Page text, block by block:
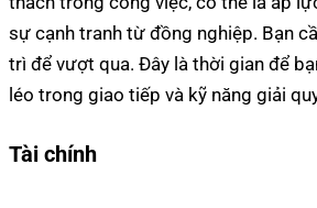
sự cạnh tranh từ đồng nghiệp. Bạn
trì để vượt qua. Đây là thời gian để
léo trong giao tiếp và kỹ năng giải
Tài chính